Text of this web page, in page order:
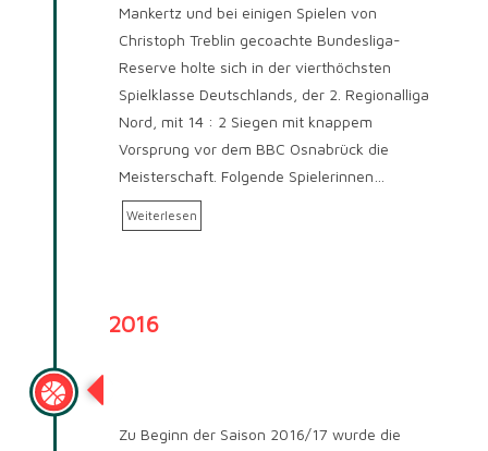
Mankertz und bei einigen Spielen von
Christoph Treblin gecoachte Bundesliga-
Reserve holte sich in der vierthöchsten
Spielklasse Deutschlands, der 2. Regionalliga
Nord, mit 14 : 2 Siegen mit knappem
Vorsprung vor dem BBC Osnabrück die
Meisterschaft. Folgende Spielerinnen…
Weiterlesen
2016
Zu Beginn der Saison 2016/17 wurde die